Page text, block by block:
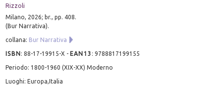
Rizzoli
Milano, 2026; br., pp. 408.
(Bur Narrativa).
collana: Bur Narrativa
ISBN:88-17-19915-X - EAN13 :9788817199155
Periodo: 1800-1960 (XIX-XX) Moderno
Luoghi: Europa,Italia